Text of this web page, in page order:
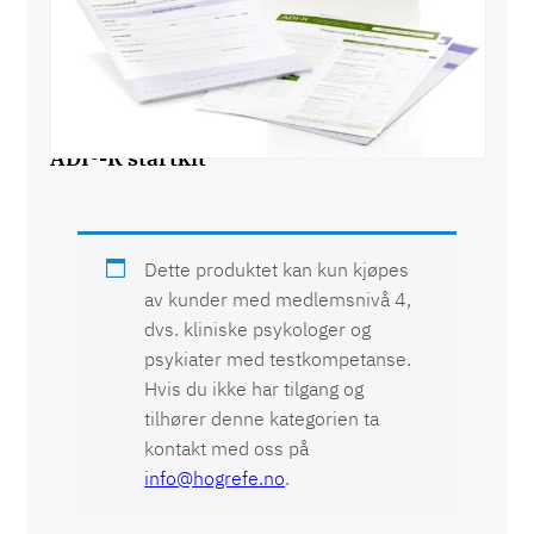
ADI®-R startkit
Dette produktet kan kun kjøpes
av kunder med medlemsnivå 4,
dvs. kliniske psykologer og
psykiater med testkompetanse.
Hvis du ikke har tilgang og
tilhører denne kategorien ta
kontakt med oss på
info@hogrefe.no.